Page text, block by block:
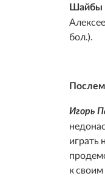
Шайбы
бол.).
Игорь
играть
к